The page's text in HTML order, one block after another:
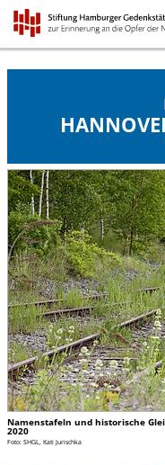
Namenstafeln und historische
2020
Foto: SHGL, Kati Jurischka